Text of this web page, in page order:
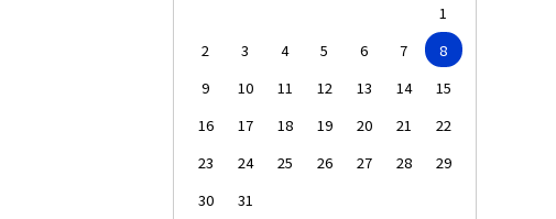
1
2
3 4 5 6 7
8
9
10 11 12 13 14
15
16
17 18 19 20 21
22
23
24 25 26 27 28
29
30
31